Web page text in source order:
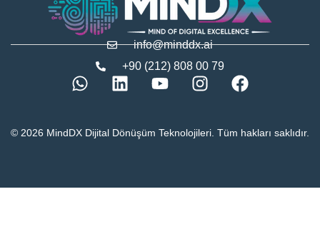
info@minddx.ai
+90 (212) 808 00 79
© 2026 MindDX Dijital Dönüşüm Teknolojileri. Tüm hakları saklıdır.